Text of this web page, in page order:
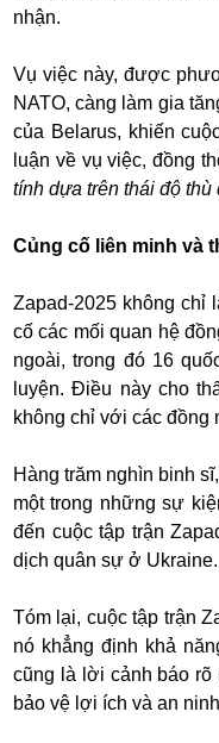
nhận.
Vụ việc này, được
NATO, càng làm gia
của Belarus, khiến
luận về vụ việc, đồng
tính dựa trên thái độ thù
Củng cố liên minh và
Zapad-2025 không chỉ
cố các mối quan hệ
ngoài, trong đó 16
luyện. Điều này cho
không chỉ với các đồng
Hàng trăm nghìn binh
một trong những sự
đến cuộc tập trận
dịch quân sự ở Ukraine.
Tóm lại, cuộc tập trận
nó khẳng định khả
cũng là lời cảnh báo rõ
bảo vệ lợi ích và an